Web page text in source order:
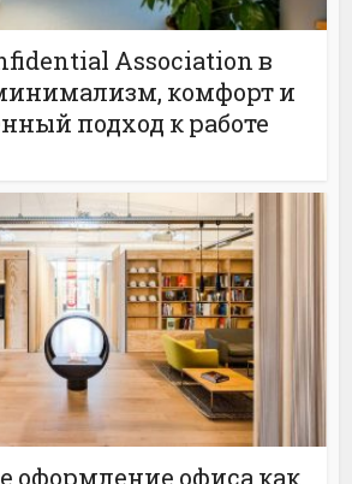
Association в
комфорт и
подход к работе
оформление офиса как